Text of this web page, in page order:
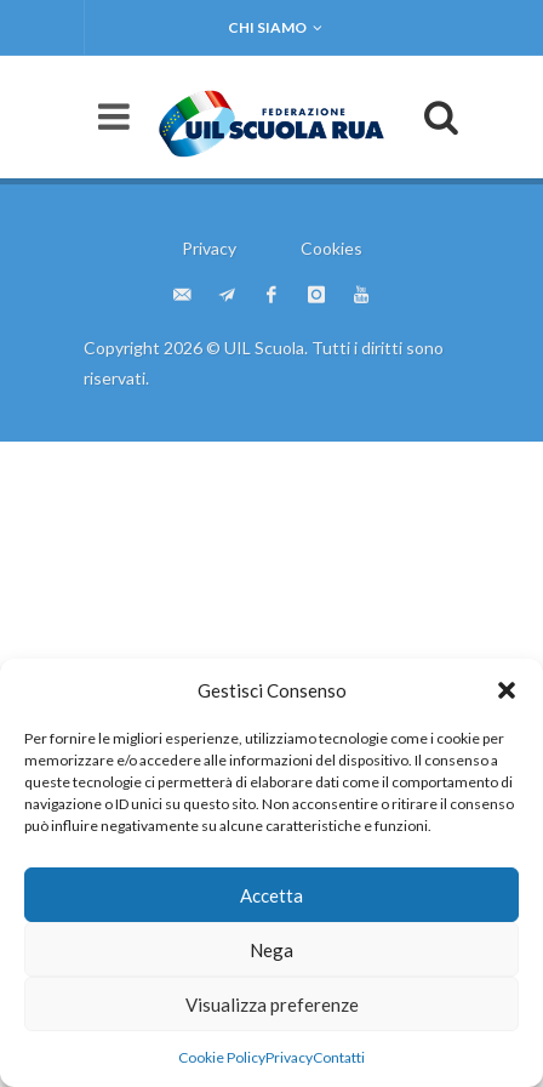
Gestisci Consenso
Per fornire le migliori esperienze, utilizziamo tecnologie come i cookie per
memorizzare e/o accedere alle informazioni del dispositivo. Il consenso a
queste tecnologie ci permetterà di elaborare dati come il comportamento di
navigazione o ID unici su questo sito. Non acconsentire o ritirare il consenso
può influire negativamente su alcune caratteristiche e funzioni.
Accetta
Nega
Visualizza preferenze
Cookie PolicyPrivacyContatti
CHI SIAMO
Privacy Cookies
Copyright 2026 © UIL Scuola. Tutti i diritti sono
riservati.